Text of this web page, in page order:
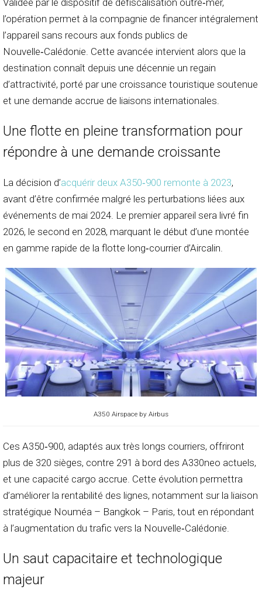
Validée par le dispositif de défiscalisation outre‑mer,
l’opération permet à la compagnie de financer intégralement
l’appareil sans recours aux fonds publics de
Nouvelle‑Calédonie. Cette avancée intervient alors que la
destination connaît depuis une décennie un regain
d’attractivité, porté par une croissance touristique soutenue
et une demande accrue de liaisons internationales.
Une flotte en pleine transformation pour
répondre à une demande croissante
La décision d’acquérir deux A350‑900 remonte à 2023,
avant d’être confirmée malgré les perturbations liées aux
événements de mai 2024. Le premier appareil sera livré fin
2026, le second en 2028, marquant le début d’une montée
en gamme rapide de la flotte long‑courrier d’Aircalin.
A350 Airspace by Airbus
Ces A350‑900, adaptés aux très longs courriers, offriront
plus de 320 sièges, contre 291 à bord des A330neo actuels,
et une capacité cargo accrue. Cette évolution permettra
d’améliorer la rentabilité des lignes, notamment sur la liaison
stratégique Nouméa – Bangkok – Paris, tout en répondant
à l’augmentation du trafic vers la Nouvelle‑Calédonie.
Un saut capacitaire et technologique
majeur